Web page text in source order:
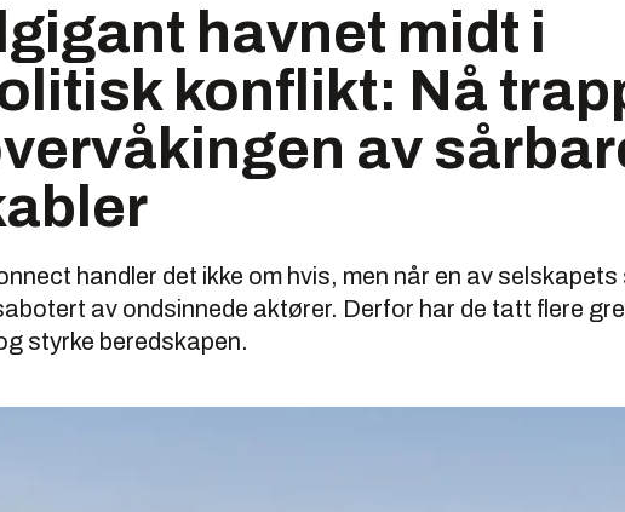
havnet midt i
konflikt: Nå
av
handler det ikke om hvis, men når en av
av ondsinnede aktører. Derfor har de tatt flere
styrke beredskapen.